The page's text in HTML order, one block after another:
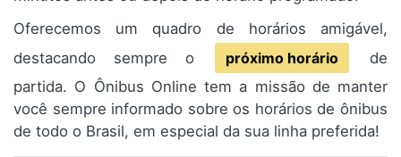
Oferecemos um quadro de horários amigável,
destacando sempre o
próximo horário
de
partida. O Ônibus Online tem a missão de manter
você sempre informado sobre os horários de ônibus
de todo o Brasil, em especial da sua linha preferida!